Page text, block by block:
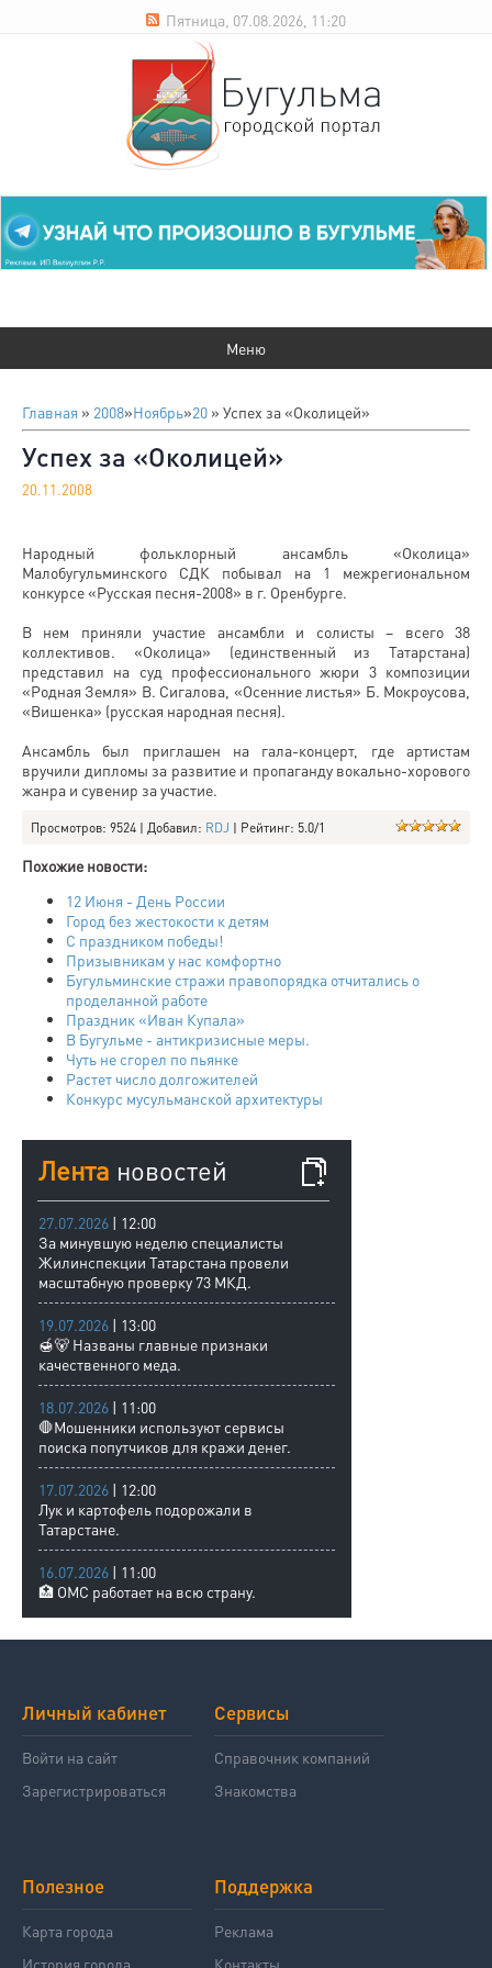
Пятница, 07.08.2026, 11:20
Главная » 2008»Ноябрь»20 » Успех за «Околицей»
Успех за «Околицей»
20.11.2008
Народный фольклорный ансамбль «Околица»
Малобугульминского СДК побывал на 1 межрегиональном
конкурсе «Русская песня-2008» в г. Оренбурге.
В нем приняли участие ансамбли и солисты – всего 38
коллективов. «Околица» (единственный из Татарстана)
представил на суд профессионального жюри 3 композиции
«Родная Земля» В. Сигалова, «Осенние листья» Б. Мокроусова,
«Вишенка» (русская народная песня).
Ансамбль был приглашен на гала-концерт, где артистам
вручили дипломы за развитие и пропаганду вокально-хорового
жанра и сувенир за участие.
Просмотров: 9524 | Добавил: RDJ | Рейтинг: 5.0/1
Похожие новости:
12 Июня - День России
Город без жестокости к детям
С праздником победы!
Призывникам у нас комфортно
Бугульминские стражи правопорядка отчитались о
проделанной работе
Праздник «Иван Купала»
В Бугульме - антикризисные меры.
Чуть не сгорел по пьянке
Растет число долгожителей
Конкурс мусульманской архитектуры
Лента новостей
27.07.2026 | 12:00
За минувшую неделю специалисты
Жилинспекции Татарстана провели
масштабную проверку 73 МКД.
19.07.2026 | 13:00
🍯🐻 Названы главные признаки
качественного меда.
18.07.2026 | 11:00
🛑Мошенники используют сервисы
поиска попутчиков для кражи денег.
17.07.2026 | 12:00
Лук и картофель подорожали в
Татарстане.
16.07.2026 | 11:00
🏥 ОМС работает на всю страну.
Личный кабинет
Войти на сайт
Зарегистрироваться
Сервисы
Справочник компаний
Знакомства
Полезное
Карта города
История города
Поддержка
Реклама
Контакты